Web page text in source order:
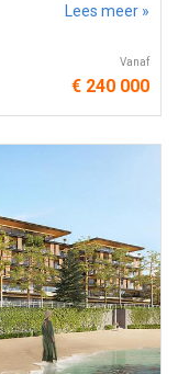
Lees meer »
Vanaf
€ 240 000